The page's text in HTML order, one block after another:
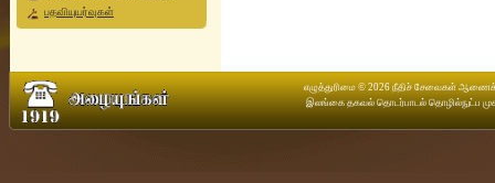
பதவியுயர்வுகள்
எழுத்துரிமை © 2026 நீதிச் சேவைகள்
இலங்கை தகவல் தொடர்பாடல் தொழில்நுட்ப